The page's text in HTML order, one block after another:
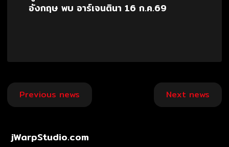
อังกฤษ พบ อาร์เจนตินา 16 ก.ค.69
Post
navigation
Previous news Next news
jWarpStudio.com